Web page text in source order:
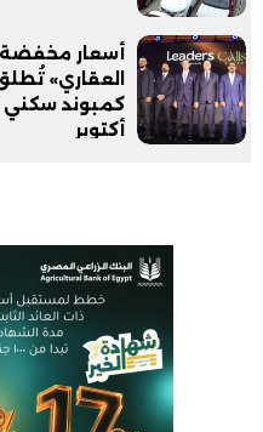
العقاري»
كمبوند سكني
أكتوبر